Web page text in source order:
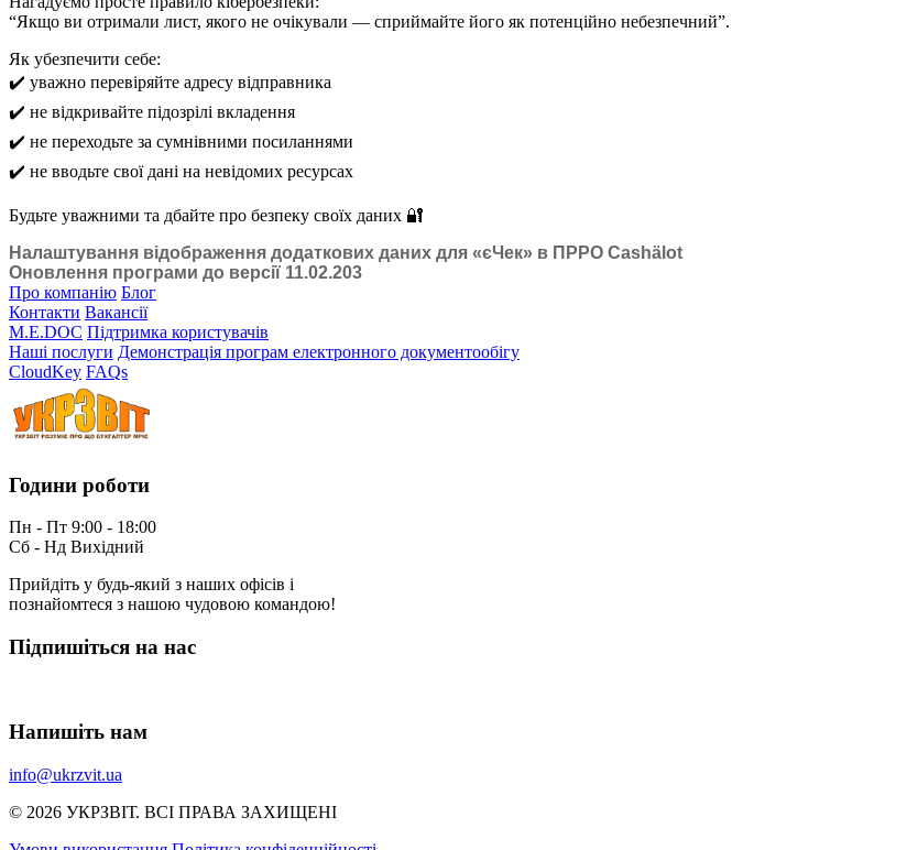
“Якщо ви отримали лист, якого не очікували — сприймайте його як потенційно небезпечний”.
Як убезпечити себе:
✔️ уважно перевіряйте адресу відправника
✔️ не відкривайте підозрілі вкладення
✔️ не переходьте за сумнівними посиланнями
✔️ не вводьте свої дані на невідомих ресурсах
Будьте уважними та дбайте про безпеку своїх даних 🔐
Налаштування відображення додаткових даних для «єЧек» в ПРРО Cashӓlot
Оновлення програми до версії 11.02.203
Про компанію Блог
Контакти Вакансії
M.E.DOC Підтримка користувачів
Наші послуги Демонстрація програм електронного документообігу
CloudKey FAQs
Години роботи
Пн - Пт 9:00 - 18:00
Сб - Нд Вихідний
Прийдіть у будь-який з наших офісів і
познайомтеся з нашою чудовою командою!
Підпишіться на нас
Напишіть нам
info@ukrzvit.ua
© 2026 УКРЗВIТ. ВСI ПРАВА ЗАХИЩЕНI